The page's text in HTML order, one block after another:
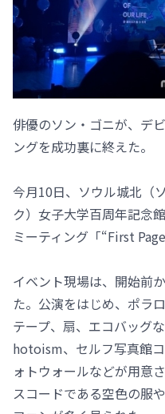
俳優のソン・ゴニが、デ
ングを成功裏に終えた。
今月10日、ソウル城北（
ク）女子大学百周年記念
ミーティング「“First
イベント現場は、開始前
た。公演をはじめ、ポラ
テープ、扇、エコバッグ
hotoism、セルフ写真館
ォトウォールなどが用意
スコードである空色の服